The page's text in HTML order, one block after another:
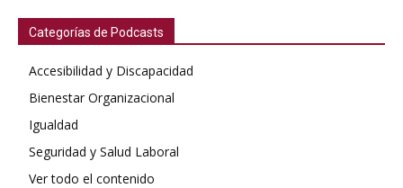
Categorías de Podcasts
Accesibilidad y Discapacidad
Bienestar Organizacional
Igualdad
Seguridad y Salud Laboral
Ver todo el contenido